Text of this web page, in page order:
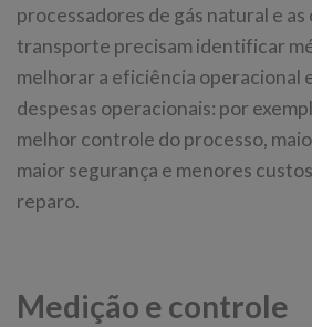
processadores de gás natural e
transporte precisam identificar
melhorar a eficiência operacional
despesas operacionais: por
melhor controle do processo,
maior segurança e menores
reparo.
Medição e controle